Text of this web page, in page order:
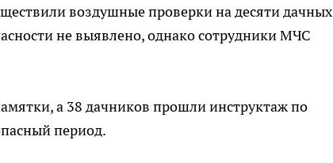
воздушные проверки на десяти дачных
не выявлено, однако сотрудники МЧС
а 38 дачников прошли инструктаж по
период.